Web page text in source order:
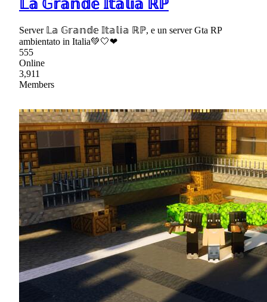
𝕃𝕒 𝔾𝕣𝕒𝕟𝕕𝕖 𝕀𝕥𝕒𝕝𝕚𝕒 ℝℙ
Server 𝕃𝕒 𝔾𝕣𝕒𝕟𝕕𝕖 𝕀𝕥𝕒𝕝𝕚𝕒 ℝℙ, e un server Gta RP
ambientato in Italia💚🤍❤
555
Online
3,911
Members